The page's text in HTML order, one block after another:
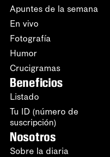
Apuntes de la semana
En vivo
Fotografía
Humor
Crucigramas
Beneficios
Listado
Tu ID (número de
suscripción)
Nosotros
Sobre la diaria